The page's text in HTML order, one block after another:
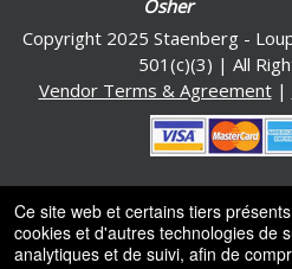
Osher
Copyright 2025 Staenberg -
501(c)(3) | All
Vendor Terms & Agreement|
Alimenté
Système de billetterie et
© Tous les droits
Ce site web et certains tiers
cookies et d'autres technologies de
analytiques et de suivi, afin de